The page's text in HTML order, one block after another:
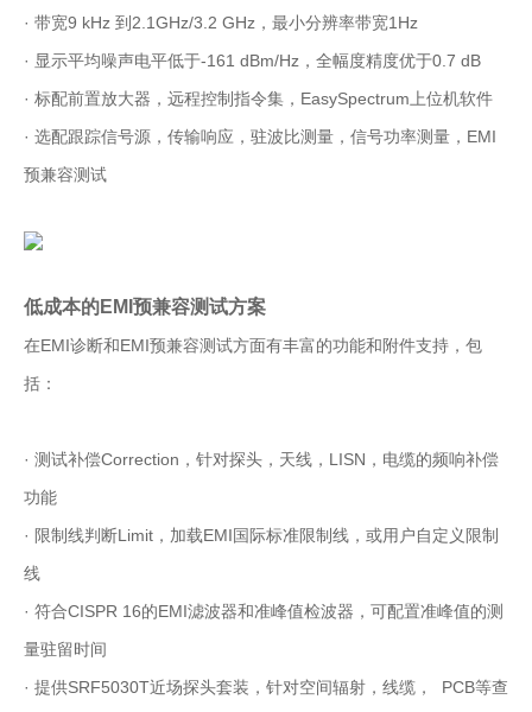
· 带宽9 kHz 到2.1GHz/3.2 GHz，最小分辨率带宽1Hz
· 显示平均噪声电平低于-161 dBm/Hz，全幅度精度优于0.7 dB
· 标配前置放大器，远程控制指令集，EasySpectrum上位机软件
· 选配跟踪信号源，传输响应，驻波比测量，信号功率测量，EMI
预兼容测试
低成本的EMI预兼容测试方案
在EMI诊断和EMI预兼容测试方面有丰富的功能和附件支持，包
括：
· 测试补偿Correction，针对探头，天线，LISN，电缆的频响补偿
功能
· 限制线判断Limit，加载EMI国际标准限制线，或用户自定义限制
线
· 符合CISPR 16的EMI滤波器和准峰值检波器，可配置准峰值的测
量驻留时间
· 提供SRF5030T近场探头套装，针对空间辐射，线缆， PCB等查